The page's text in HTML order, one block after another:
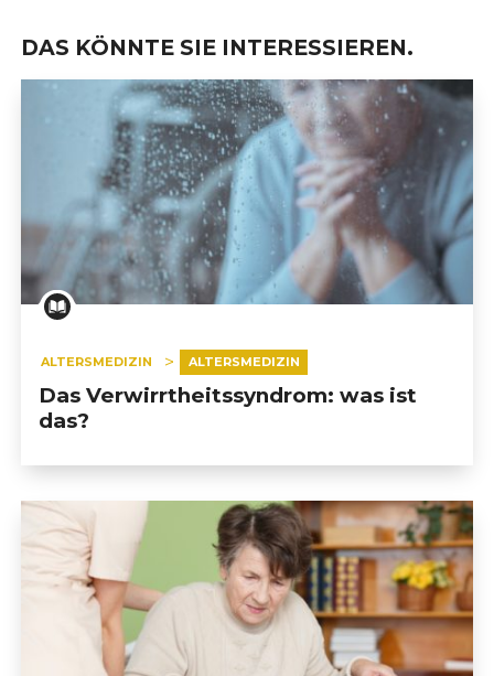
DAS KÖNNTE SIE INTERESSIEREN.
ALTERSMEDIZIN ALTERSMEDIZIN
Das Verwirrtheitssyndrom: was ist
das?